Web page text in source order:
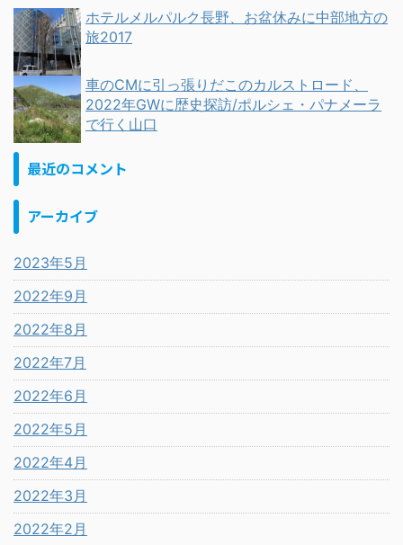
ホテルメルパルク長野、お盆休みに中部地方の
旅2017
車のCMに引っ張りだこのカルストロード、
2022年GWに歴史探訪/ポルシェ・パナメーラ
で行く山口
最近のコメント
アーカイブ
2023年5月
2022年9月
2022年8月
2022年7月
2022年6月
2022年5月
2022年4月
2022年3月
2022年2月